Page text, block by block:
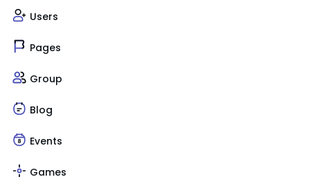
Users
Pages
Group
Blog
Events
Games